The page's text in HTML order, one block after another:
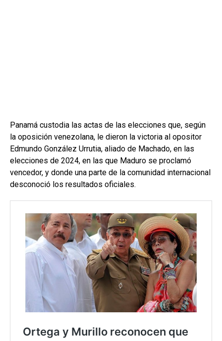
Panamá custodia las actas de las elecciones que, según
la oposición venezolana, le dieron la victoria al opositor
Edmundo González Urrutia, aliado de Machado, en las
elecciones de 2024, en las que Maduro se proclamó
vencedor, y donde una parte de la comunidad internacional
desconoció los resultados oficiales.